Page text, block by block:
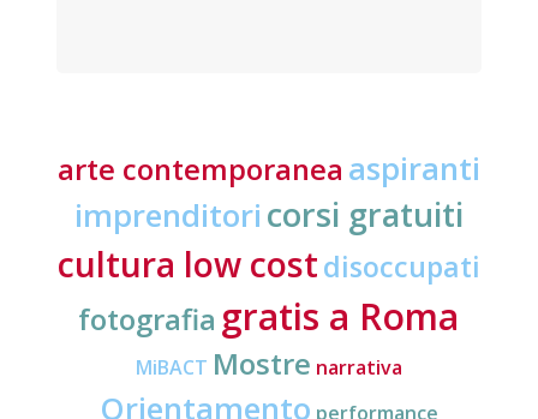
arte contemporanea aspiranti
imprenditori corsi gratuiti
cultura low costdisoccupati
fotografia gratis a Roma
MiBACT Mostre narrativa
Orientamento performance